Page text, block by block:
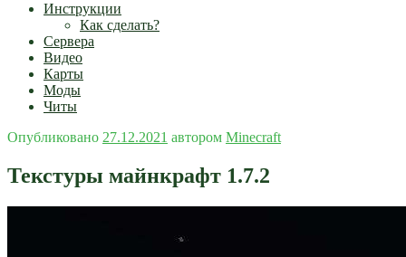
Инструкции
Как сделать?
Сервера
Видео
Карты
Моды
Читы
Опубликовано 27.12.2021 автором Minecraft
Текстуры майнкрафт 1.7.2